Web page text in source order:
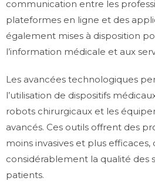
communication entre les
plateformes en ligne et des
également mises à disposition
l’information médicale et aux
Les avancées technologiques
l’utilisation de dispositifs
robots chirurgicaux et les
avancés. Ces outils offrent des
moins invasives et plus
considérablement la qualité des
patients.